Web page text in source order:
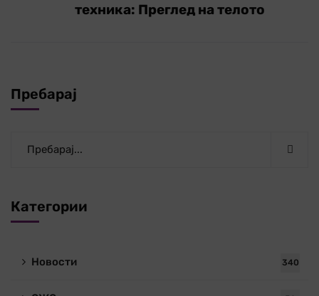
техника: Преглед на телото
Пребарај
Категории
Новости 340